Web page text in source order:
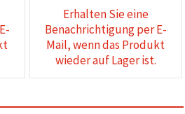
Erhalten Sie eine
Benachrichtigung per E-
Mail, wenn das Produkt
wieder auf Lager ist.